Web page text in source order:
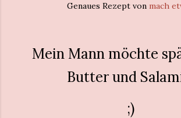
Genaues Rezept von mach
Mein Mann möchte
Butter und
;)